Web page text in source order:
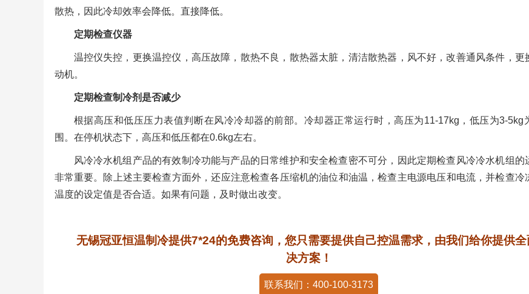
散热，因此冷却效率会降低。直接降低。
定期检查仪器
温控仪失控，更换温控仪，高压故障，散热不良，散热器太脏，清洁散热器，风不好，改善通风条件，更
动机。
定期检查制冷剂是否减少
根据高压和低压压力表值判断​​在风冷冷却器的前部。冷却器正常运行时，高压为11-17kg，低压为3-5kg
围。在停机状态下，高压和低压都在0.6kg左右。
风冷冷水机组产品的有效制冷功能与产品的日常维护和安全检查密不可分，因此定期检查风冷冷水机组的
非常重要。除上述主要检查方面外，还应注意检查各压缩机的油位和油温，检查主电源电压和电流，并检查冷
温度的设定值是否合适。如果有问题，及时做出改变。
无锡冠亚恒温制冷提供7*24的免费咨询，您只需要提供自己控温需求，由我们给你提供
决方案！
联系我们：400-100-3173